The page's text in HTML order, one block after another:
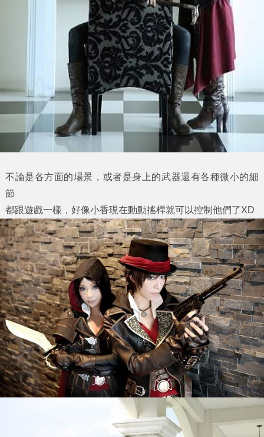
不論是各方面的場景，或者是身上的武器還有各種微小的細
節
都跟遊戲一樣，好像小香現在動動搖桿就可以控制他們了XD